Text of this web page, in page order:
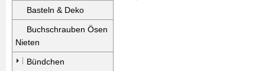
Basteln & Deko
Buchschrauben Ösen
Nieten
Bündchen